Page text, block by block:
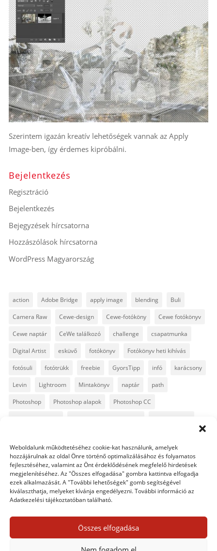
Weboldalunk működtetéséhez cookie-kat használunk, amelyek
hozzájárulnak az oldal Önre történő optimalizálásához és folyamatos
fejlesztéséhez, valamint az Önt érdeklődésének megfelelő hirdetések
megjelenítéséhez. Az "Összes elfogadása" gombra kattintva elfogadja
ezek alkalmazását. A "További lehetőségek" gomb segítségével
kiválaszthatja, melyeket kívánja engedélyezni. További információ az
Adatkezelési tájékoztatóban található.
Összes elfogadása
Szerintem igazán kreatív lehetőségek vannak az Apply
Image-ben, így érdemes kipróbálni.
Bejelentkezés
Regisztráció
Bejelentkezés
Bejegyzések hírcsatorna
Hozzászólások hírcsatorna
WordPress Magyarország
action Adobe Bridge apply image blending Buli
Camera Raw Cewe-design Cewe-fotóköny Cewe fotókönyv
Cewe naptár CeWe találkozó challenge csapatmunka
Digital Artist esküvő fotókönyv Fotókönyv heti kihívás
fotósuli fotótrükk freebie GyorsTipp infó karácsony
Levin Lightroom Mintakönyv naptár path
Photoshop Photoshop alapok Photoshop CC
szövegszerkesztés template text Topaz trükkök
videó vintage
0 hozzászólás